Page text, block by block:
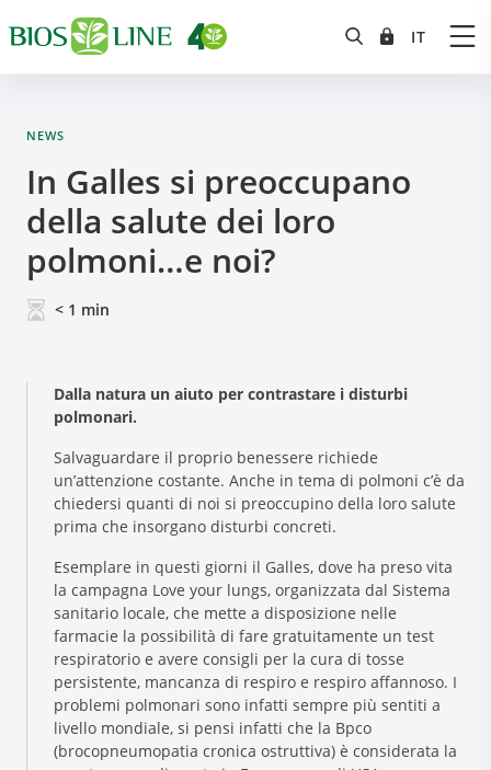
Research and Quality
Social & Environment
NEWS
In Galles si preoccupano
della salute dei loro
polmoni…e noi?
< 1 min
Dalla natura un aiuto per contrastare i disturbi
polmonari.
Salvaguardare il proprio benessere richiede
un’attenzione costante. Anche in tema di polmoni c’è da
chiedersi quanti di noi si preoccupino della loro salute
prima che insorgano disturbi concreti.
Esemplare in questi giorni il Galles, dove ha preso vita
la campagna Love your lungs, organizzata dal Sistema
sanitario locale, che mette a disposizione nelle
farmacie la possibilità di fare gratuitamente un test
respiratorio e avere consigli per la cura di tosse
persistente, mancanza di respiro e respiro affannoso. I
problemi polmonari sono infatti sempre più sentiti a
livello mondiale, si pensi infatti che la Bpco
(brocopneumopatia cronica ostruttiva) è considerata la